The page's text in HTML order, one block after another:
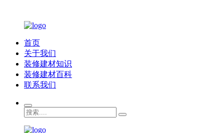
首页
关于我们
装修建材知识
装修建材百科
联系我们